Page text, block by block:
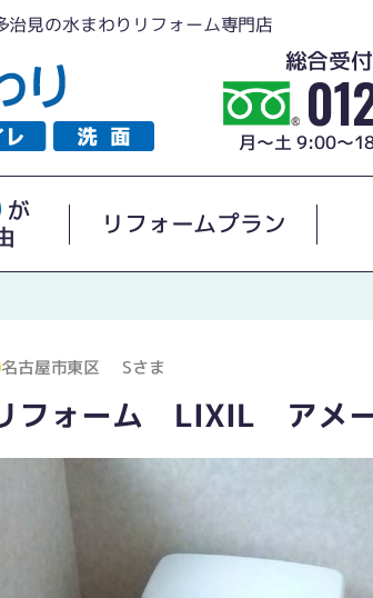
見の水まわりリフォーム専門店
総合受
月～土 9:00～
が
リフォームプラン
名古屋市東区 Sさま
フォーム LIXIL アメ